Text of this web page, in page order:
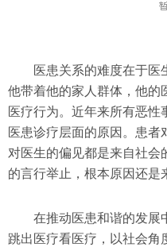
医患关系的难度在于医
他带着他的家人群体，他的
医疗行为。近年来所有恶性
医患诊疗层面的原因。患者
对医生的偏见都是来自社会
的言行举止，根本原因还是
在推动医患和谐的发展
跳出医疗看医疗，以社会角